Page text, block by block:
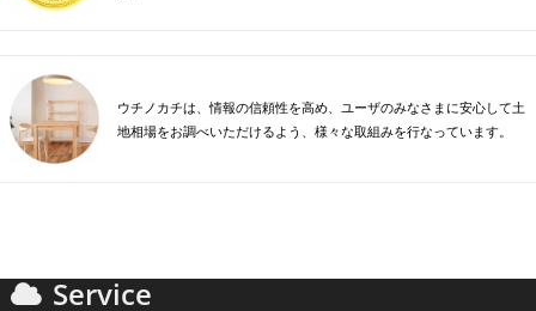
ウチノカチは、情報の信頼性を高め、ユーザのみなさまに安心して土
地相場をお調べいただけるよう、様々な取組みを行なっています。
Service